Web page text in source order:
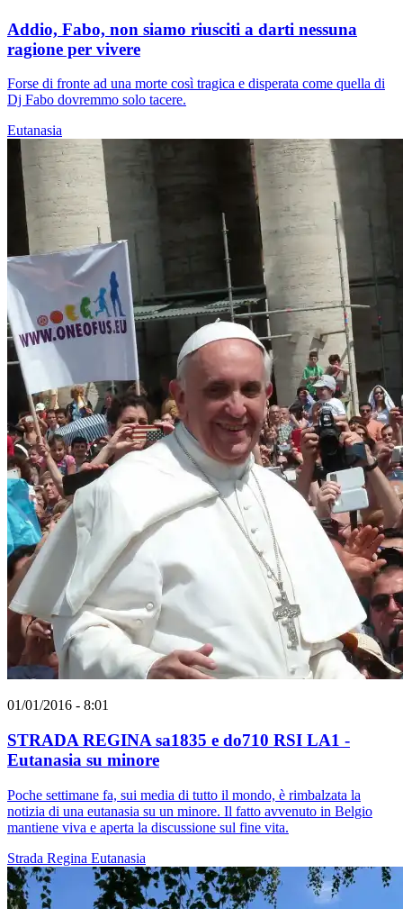
Addio, Fabo, non siamo riusciti a darti nessuna
ragione per vivere
Forse di fronte ad una morte così tragica e disperata come quella di
Dj Fabo dovremmo solo tacere.
Eutanasia
01/01/2016 - 8:01
STRADA REGINA sa1835 e do710 RSI LA1 -
Eutanasia su minore
Poche settimane fa, sui media di tutto il mondo, è rimbalzata la
notizia di una eutanasia su un minore. Il fatto avvenuto in Belgio
mantiene viva e aperta la discussione sul fine vita.
Strada Regina Eutanasia